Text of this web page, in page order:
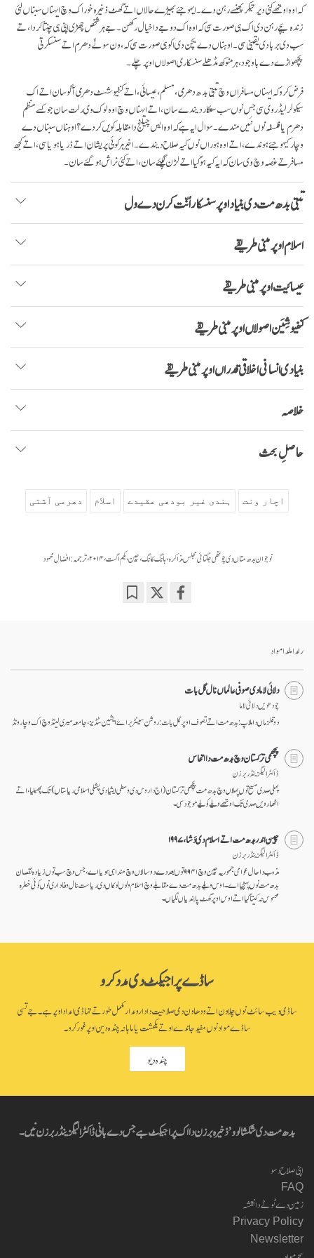
کہ اوہ اوتھے کنی دیرتیکر پھنسے رہن دے۔ ایہو جئے بھیڑے حالاں اتے گھٹ ذخیرہ خوراک وچ ایہناں سبناںلئی
زندہ بچے رہن دی اک ہی صورت سی کہ اوہ اک دوجے دا خیال رکھن۔ جے ہر شخص چھڑی اپنی ہی چنتا کردا، تے
سب دی بربادی یقینی سی۔ اوہناں دے بچن دی اکو ہی صورت سی کہ، ون سونّے دھرم اتے سنسکرتی
پچھواڑے دے باوجود، ہر منوکھ مڈھلے سنسکاری اصولاں اوپر چلے۔
فرض کرو کہ ایہناں مسافراں وچ تبتی بدھ دھرمی، مسلم، عیسائی، اتے کنفیوشسٹ دھرمی آگو سان اتے اک
سیکولر لیڈر وی سی جس نوں سب ستکار دیندے سان، اتے ایہناں وچ اوہ لوک وی رلت سان جو کسے منظم
دھرم یا فلسفہ نوں نئیں مندے۔ سوال ایہ ہے کہ اوہ ایس چیلنج دا مقابلہ کویں کردے؟ اوہناں سبناں دے
وچار کیہو جئے ہوندے، اتےاوہ ہوراں نوں کیہ صلاح دیندے۔ اخیر ہر کوئی پریشان اتے ڈریا ہویا سی، اتے کجھ
مسافر تے غصہ وچ وی سان کہ ایہ کیہ ہوگیا اتے لڑن لگپئے سان، اتے کئی نراش ہو گئے سان۔
تبتی بدھ مت دی بنیاد اوپر سنسکار اُنّت کرن دے ول
اسلام اوپر مبنی طریقے
عیسائیت اوپر مبنی طریقے
کنفیوشِیَن اصولاں اوپر مبنی طریقے
بنیادی انسانی اخلاقی قدراں اوپر مبنی طریقے
خلاصہ
حاصلِ بحث
اچار ونت ہندی غیر بودھی عقیدے اسلام دھرمی آشتی
نوجوان بدھ متاں دی چوتھی جگتائی مجلس مذاکرہ ، ہانگ کانگ، چین، یکم اگست، ۲۰۱۴، ترجمہ: افضال محمود
رلدا ملدا مواد
دلائی لاما دی صوفی عالماں نال گل بات
چودھویں دلائی لاما
دو قلزماں دا ملاپ: بدھ مت اتے تصوف اوپر گل بات: روشن سینٹر برائے ایشین سٹڈیز، جامعہ میری لینڈ وچ اک وچار ونڈ
پچھمی ترکستان وچ بدھ مت دا اتحاس
ڈاکٹر الیگزینڈر برزن
پہلی صدی مسیح توں پہلاں وچ بدھ مت پچھمی ترکستان (اج دا روس دی وسطی ایشیا دی پشلی اسلامی ریاستاں) تک پھیلیا، اتے
اٹھارویں صدی تک اوتھے ویلے کویلے موجود سی۔
چین اندر بدھ مت اتے اسلام دی دَشا، ۱۹۹۷
ڈاکٹر الیگزینڈر برزن
مذہب دا حال عوامی جمہوریہ چین وچ ا۹۹۴ توں بعد دے دو سالاں وچ مندا ہی ہویا اے، جس وچ سب توں زیادہ نقصان
بدھ مت نوں پہنچیا اے۔ اوس ویلے بدھ مت دے مقابلے وچ اسلام ولوں لوکاں دی ریاست نال وفاداری نوں کوئی خطرہ
محسوس نہ کیتا گیا اتے اوس اوپر گھٹ پابندیاں لگیاں۔
ساڈے پراجیکٹ دی مدد کرو
ساڈی ویب سائٹ نوں چلاون اتے ودھاون دی صلاحیت دا دارومدار مکمل طور تے تہاڈی امداد اوپر ہے۔ جے تسی
ساڈے مواد نوں مفید جاندے او تے یکمشت یا ماہانہ چندہ دین اوپر غور کرو۔
چندہ دیو
بدھ مت دی شکشا لوو’ ذخیرہ برزن دا اک پراجیکٹ ہے جس دے بانی ڈاکٹر الیگزینڈر برزن نیں۔
اپنی صلاح دسو
FAQ
زمین دے ٹوٹے دا نقشہ
Privacy Policy
Newsletter